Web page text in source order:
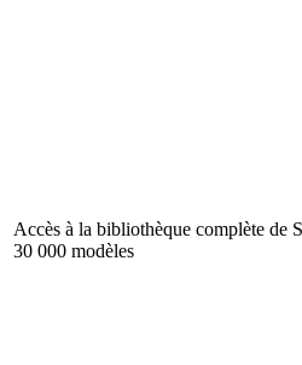
Accès à la bibliothèque complète de
30 000 modèles